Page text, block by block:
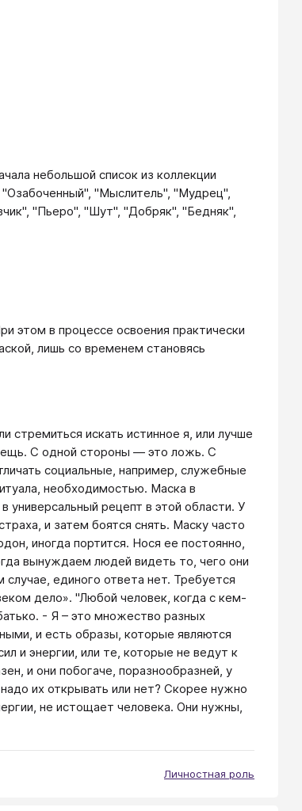
небольшой список из коллекции
"Мыслитель", "Мудрец",
"Пьеро", "Шут", "Добряк", "Бедняк",
этом в процессе освоения практически
лишь со временем становясь
стремиться искать истинное я, или лучше
С одной стороны — это ложь. С
социальные, например, служебные
необходимостью. Маска в
рецепт в этой области. У
и затем боятся снять. Маску часто
иногда портится. Нося ее постоянно,
вынуждаем людей видеть то, чего они
единого ответа нет. Требуется
дело». "Любой человек, когда с кем-
- Я – это множество разных
и есть образы, которые являются
и энергии, или те, которые не ведут к
и они побогаче, поразнообразней, у
их открывать или нет? Скорее нужно
не истощает человека. Они нужны,
Личностная роль